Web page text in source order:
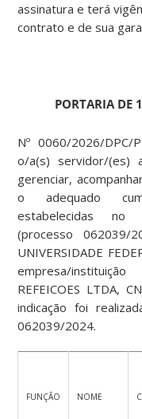
assinatura e terá
contrato e de sua
PORTARIA DE
Nº 0060/2026/
o/a(s) servidor/(es)
gerenciar,
o adequado
estabelecidas no
(processo 062039/
UNIVERSIDADE
empresa/instituição
REFEICOES LTDA,
indicação foi
062039/2024.
FUNÇÃO NOME